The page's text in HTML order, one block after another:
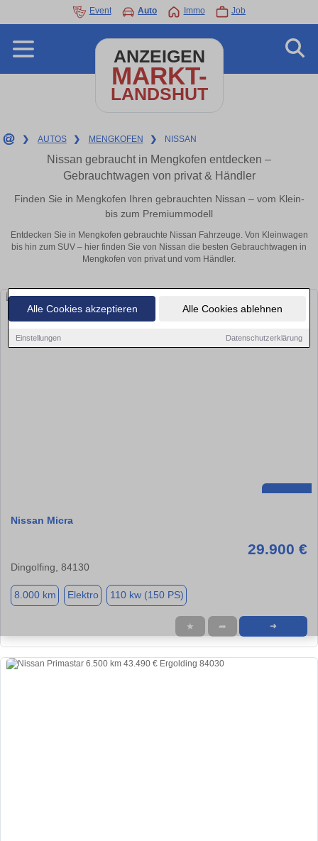
Alle Cookies akzeptieren Alle Cookies ablehnen
Einstellungen Datenschutzerklärung
Event Auto Immo Job
ANZEIGEN
MARKT-
LANDSHUT
❯ AUTOS ❯ MENGKOFEN ❯ NISSAN
Nissan gebraucht in Mengkofen entdecken –
Gebrauchtwagen von privat & Händler
Finden Sie in Mengkofen Ihren gebrauchten Nissan – vom Klein-
bis zum Premiummodell
Entdecken Sie in Mengkofen gebrauchte Nissan Fahrzeuge. Von Kleinwagen
bis hin zum SUV – hier finden Sie von Nissan die besten Gebrauchtwagen in
Mengkofen von privat und vom Händler.
Nissan Micra
29.900 €
Dingolfing, 84130
8.000 km Elektro 110 kw (150 PS)
★ ➦ ➜